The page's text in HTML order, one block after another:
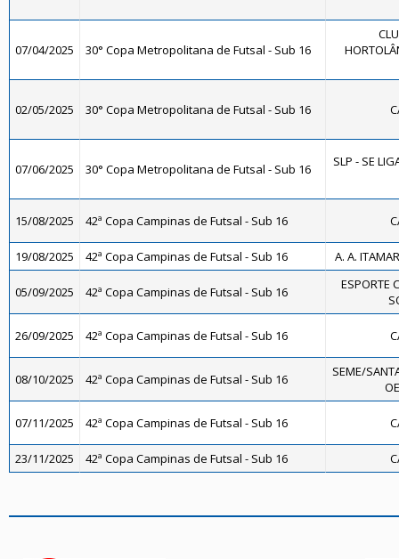
07/04/2025 30° Copa Metropolitana de Futsal - Sub 16
02/05/2025 30° Copa Metropolitana de Futsal - Sub 16
07/06/2025 30° Copa Metropolitana de Futsal - Sub 16 SLP - SE
15/08/2025 42ª Copa Campinas de Futsal - Sub 16
19/08/2025 42ª Copa Campinas de Futsal - Sub 16 A. A.
05/09/2025 42ª Copa Campinas de Futsal - Sub 16
ESPORTE
26/09/2025 42ª Copa Campinas de Futsal - Sub 16
08/10/2025 42ª Copa Campinas de Futsal - Sub 16
SEME/
07/11/2025 42ª Copa Campinas de Futsal - Sub 16
23/11/2025 42ª Copa Campinas de Futsal - Sub 16